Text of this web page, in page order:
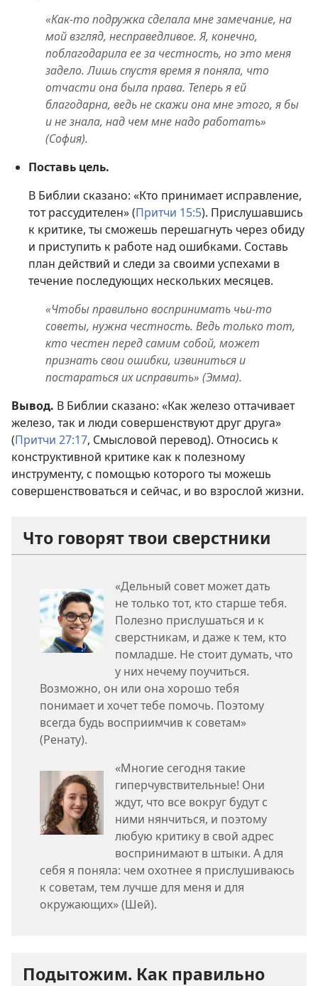
«Как-то подружка сделала мне замечание, на
мой взгляд, несправедливое. Я, конечно,
поблагодарила ее за честность, но это меня
задело. Лишь спустя время я поняла, что
отчасти она была права. Теперь я ей
благодарна, ведь не скажи она мне этого, я бы
и не знала, над чем мне надо работать»
(София).
Поставь цель.
В Библии сказано: «Кто принимает исправление,
тот рассудителен» (Притчи 15:5). Прислушавшись
к критике, ты сможешь перешагнуть через обиду
и приступить к работе над ошибками. Составь
план действий и следи за своими успехами в
течение последующих нескольких месяцев.
«Чтобы правильно воспринимать чьи-то
советы, нужна честность. Ведь только тот,
кто честен перед самим собой, может
признать свои ошибки, извиниться и
постараться их исправить» (Эмма).
Вывод. В Библии сказано: «Как железо оттачивает
железо, так и люди совершенствуют друг друга»
(Притчи 27:17, Смысловой перевод). Относись к
конструктивной критике как к полезному
инструменту, с помощью которого ты можешь
совершенствоваться и сейчас, и во взрослой жизни.
Что говорят твои сверстники
«Дельный совет может дать
не только тот, кто старше тебя.
Полезно прислушаться и к
сверстникам, и даже к тем, кто
помладше. Не стоит думать, что
у них нечему поучиться.
Возможно, он или она хорошо тебя
понимает и хочет тебе помочь. Поэтому
всегда будь восприимчив к советам»
(Ренату).
«Многие сегодня такие
гиперчувствительные! Они
ждут, что все вокруг будут с
ними нянчиться, и поэтому
любую критику в свой адрес
воспринимают в штыки. А для
себя я поняла: чем охотнее я прислушиваюсь
к советам, тем лучше для меня и для
окружающих» (Шей).
Подытожим. Как правильно